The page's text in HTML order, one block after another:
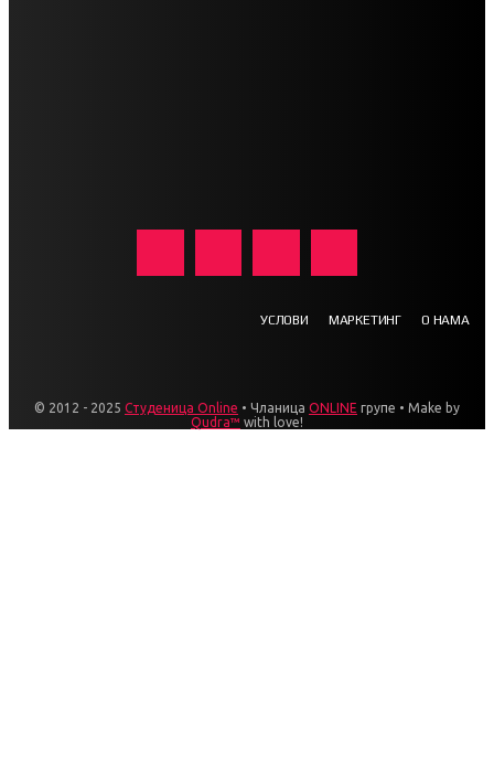
УСЛОВИ МАРКЕТИНГ О НАМА
© 2012 - 2025 Студеница Online • Чланица ONLINE групе • Make by
Qudra™ with love!